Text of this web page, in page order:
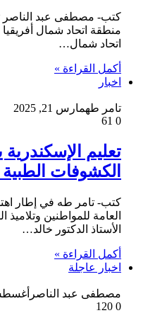
كتب- مصطفى عبد الناصر
منطقة اتحاد شمال
اتحاد شمال…
أكمل القراءة »
اخبار
تامر طهمارس 21, 2025
0
تعليم
الكشوفات
كتب- تامر طه في إطار
العامة للمواطنين
الأستاذ الدكتور خالد…
أكمل القراءة »
اخبار عاجلة
مصطفى عبد الناصر أغسطس 24,
0